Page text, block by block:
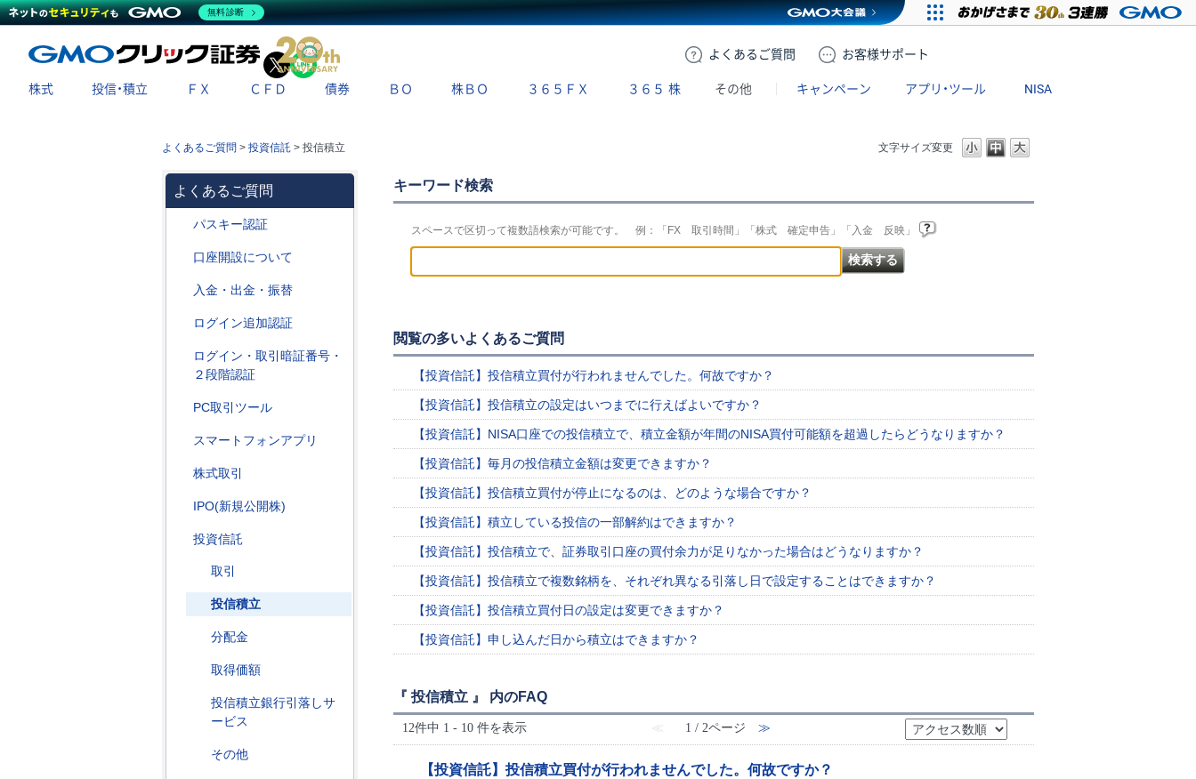
よくある ご質問 お客様サポート
X
株式 投信・積立 ＦＸ ＣＦＤ 債券 ＢＯ 株ＢＯ ３６５ＦＸ ３６５ 株 その他 キャンペーン アプリ・ツール NISA
文字サイズ変更
よくあるご質問 > 投資信託 > 投信積立
よくあるご質問
パスキー認証
口座開設について
入金・出金・振替
ログイン追加認証
ログイン・取引暗証番号・
２段階認証
PC取引ツール
スマートフォンアプリ
株式取引
IPO(新規公開株)
投資信託
取引
投信積立
分配金
取得価額
投信積立銀行引落しサ
ービス
その他
キーワード検索
スペースで区切って複数語検索が可能です。 例：「FX 取引時間」「株式 確定申告」「入金 反映」
閲覧の多いよくあるご質問
【投資信託】投信積立買付が行われませんでした。何故ですか？
【投資信託】投信積立の設定はいつまでに行えばよいですか？
【投資信託】NISA口座での投信積立で、積立金額が年間のNISA買付可能額を超過したらどうなりますか？
【投資信託】毎月の投信積立金額は変更できますか？
【投資信託】投信積立買付が停止になるのは、どのような場合ですか？
【投資信託】積立している投信の一部解約はできますか？
【投資信託】投信積立で、証券取引口座の買付余力が足りなかった場合はどうなりますか？
【投資信託】投信積立で複数銘柄を、それぞれ異なる引落し日で設定することはできますか？
【投資信託】投信積立買付日の設定は変更できますか？
【投資信託】申し込んだ日から積立はできますか？
『 投信積立 』 内のFAQ
12件中 1 - 10 件を表示 ≪ 1 / 2ページ ≫
【投資信託】投信積立買付が行われませんでした。何故ですか？
無料診断